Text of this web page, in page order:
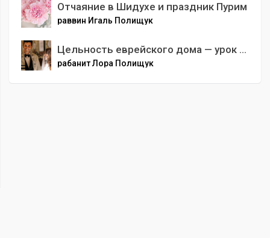
Отчаяние в Шидухе и праздник Пурим
раввин Игаль Полищук
Цельность еврейского дома — урок 8 — Любить себя, чтобы любить других
рабанит Лора Полищук